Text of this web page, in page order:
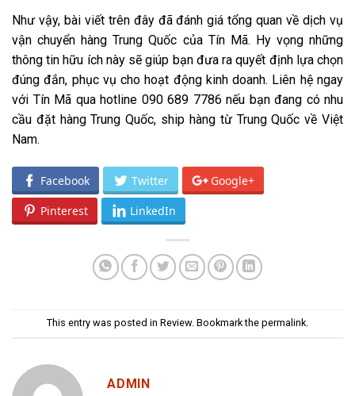
Như vậy, bài viết trên đây đã đánh giá tổng quan về dịch vụ
vận chuyển hàng Trung Quốc của Tín Mã. Hy vọng những
thông tin hữu ích này sẽ giúp bạn đưa ra quyết định lựa chọn
đúng đắn, phục vụ cho hoạt động kinh doanh. Liên hệ ngay
với Tín Mã qua hotline 090 689 7786 nếu bạn đang có nhu
cầu đặt hàng Trung Quốc, ship hàng từ Trung Quốc về Việt
Nam.
Facebook Twitter Google+
Pinterest LinkedIn
This entry was posted in Review. Bookmark the permalink.
ADMIN